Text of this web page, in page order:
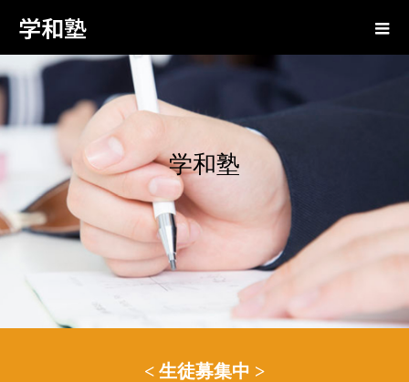
学和塾
学和塾
< 生徒募集中 >